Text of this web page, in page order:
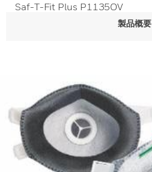
Saf-T-Fit Plus P1135OV
製品概要